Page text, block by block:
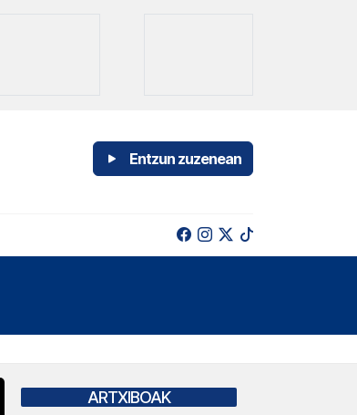
Entzun zuzenean
ARTXIBOAK